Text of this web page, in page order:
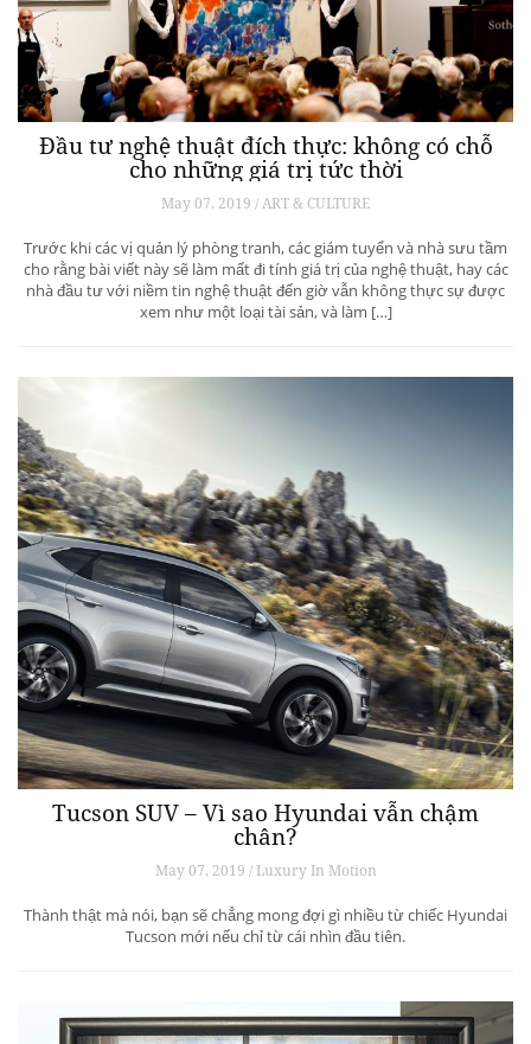
Đầu tư nghệ thuật đích thực: không có chỗ
cho những giá trị tức thời
May 07, 2019 / ART & CULTURE
Trước khi các vị quản lý phòng tranh, các giám tuyển và nhà sưu tầm
cho rằng bài viết này sẽ làm mất đi tính giá trị của nghệ thuật, hay các
nhà đầu tư với niềm tin nghệ thuật đến giờ vẫn không thực sự được
xem như một loại tài sản, và làm […]
Tucson SUV – Vì sao Hyundai vẫn chậm
chân?
May 07, 2019 / Luxury In Motion
Thành thật mà nói, bạn sẽ chẳng mong đợi gì nhiều từ chiếc Hyundai
Tucson mới nếu chỉ từ cái nhìn đầu tiên.